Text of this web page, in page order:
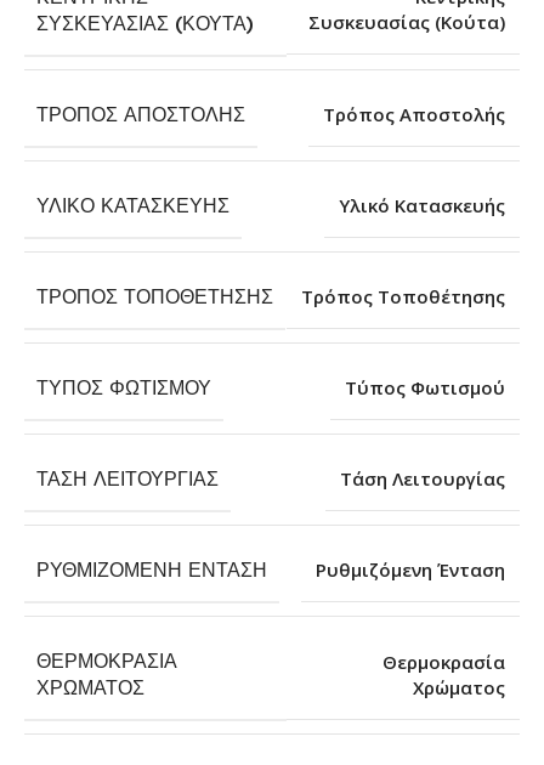
ΣΥΣΚΕΥΑΣΊΑΣ (ΚΟΎΤΑ)
Συσκευασίας (Κούτα)
ΤΡΌΠΟΣ ΑΠΟΣΤΟΛΉΣ Τρόπος Αποστολής
ΥΛΙΚΌ ΚΑΤΑΣΚΕΥΉΣ Υλικό Κατασκευής
ΤΡΌΠΟΣ ΤΟΠΟΘΈΤΗΣΗΣ Τρόπος Τοποθέτησης
ΤΎΠΟΣ ΦΩΤΙΣΜΟΎ Τύπος Φωτισμού
ΤΆΣΗ ΛΕΙΤΟΥΡΓΊΑΣ Τάση Λειτουργίας
ΡΥΘΜΙΖΌΜΕΝΗ ΈΝΤΑΣΗ Ρυθμιζόμενη Ένταση
ΘΕΡΜΟΚΡΑΣΊΑ
ΧΡΏΜΑΤΟΣ
Θερμοκρασία
Χρώματος